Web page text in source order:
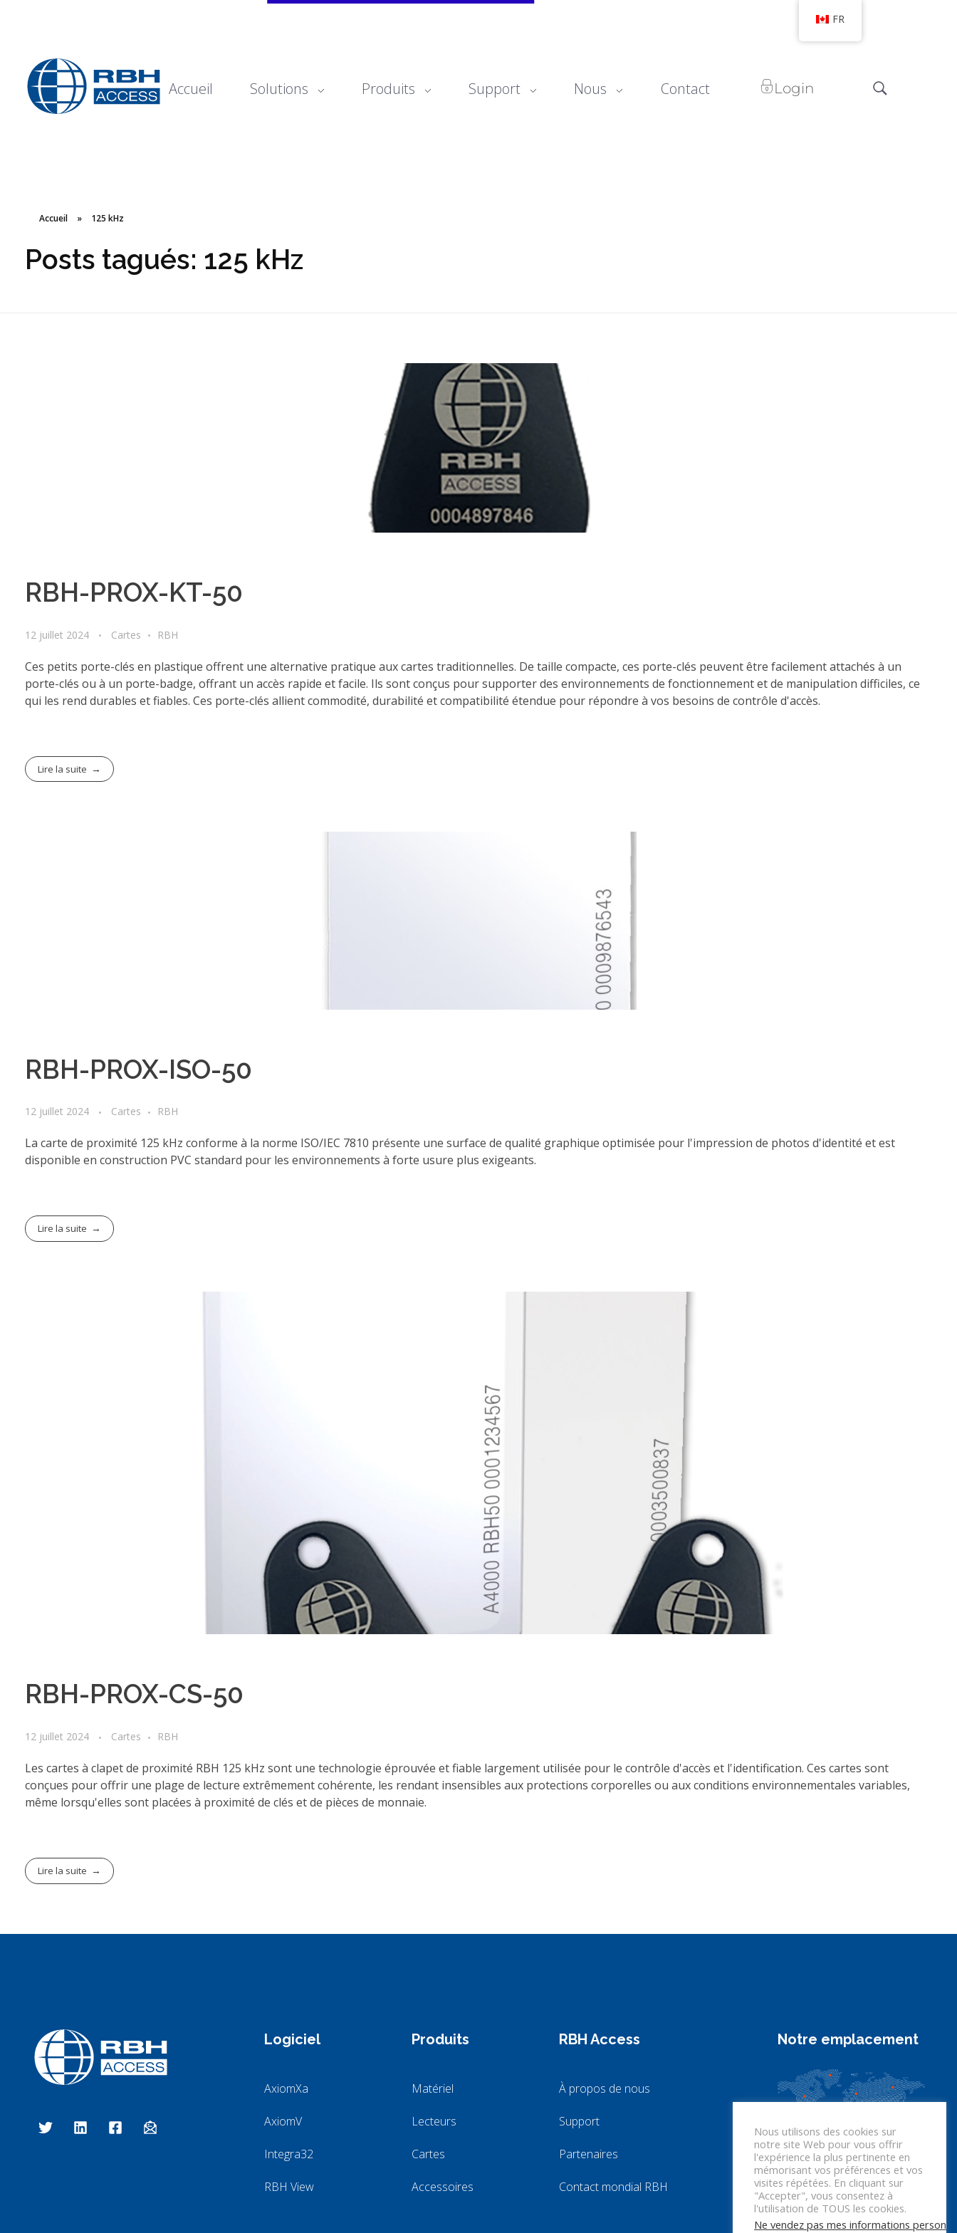
Accueil Solutions Produits Support Nous Contact Login
Accueil » 125 kHz
Posts tagués: 125 kHz
RBH-PROX-KT-50
12 juillet 2024 Cartes RBH
Ces petits porte-clés en plastique offrent une alternative pratique aux cartes traditionnelles. De taille compacte, ces porte-clés peuvent être facilement attachés à un
porte-clés ou à un porte-badge, offrant un accès rapide et facile. Ils sont conçus pour supporter des environnements de fonctionnement et de manipulation difficiles, ce
qui les rend durables et fiables. Ces porte-clés allient commodité, durabilité et compatibilité étendue pour répondre à vos besoins de contrôle d'accès.
Lire la suite
RBH-PROX-ISO-50
12 juillet 2024 Cartes RBH
La carte de proximité 125 kHz conforme à la norme ISO/IEC 7810 présente une surface de qualité graphique optimisée pour l'impression de photos d'identité et est
disponible en construction PVC standard pour les environnements à forte usure plus exigeants.
Lire la suite
RBH-PROX-CS-50
12 juillet 2024 Cartes RBH
Les cartes à clapet de proximité RBH 125 kHz sont une technologie éprouvée et fiable largement utilisée pour le contrôle d'accès et l'identification. Ces cartes sont
conçues pour offrir une plage de lecture extrêmement cohérente, les rendant insensibles aux protections corporelles ou aux conditions environnementales variables,
même lorsqu'elles sont placées à proximité de clés et de pièces de monnaie.
Lire la suite
Logiciel
AxiomXa
AxiomV
Integra32
RBH View
Produits
Matériel
Lecteurs
Cartes
Accessoires
RBH Access
À propos de nous
Support
Partenaires
Contact mondial RBH
Notre emplacement
Nous utilisons des cookies sur
notre site Web pour vous offrir
l'expérience la plus pertinente en
mémorisant vos préférences et vos
visites répétées. En cliquant sur
"Accepter", vous consentez à
l'utilisation de TOUS les cookies.
Ne vendez pas mes informations
FR